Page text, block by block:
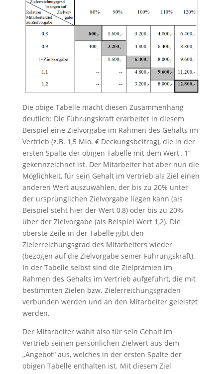
Die obige Tabelle macht diesen Zusammenhang
deutlich: Die Führungskraft erarbeitet in diesem
Beispiel eine Zielvorgabe im Rahmen des Gehalts im
Vertrieb (z.B. 1,5 Mio. € Deckungsbeitrag), die in der
ersten Spalte der obigen Tabelle mit dem Wert „1“
gekennzeichnet ist. Der Mitarbeiter hat aber nun die
Möglichkeit, für sein Gehalt im Vertrieb als Ziel einen
anderen Wert auszuwählen, der bis zu 20% unter
der ursprünglichen Zielvorgabe liegen kann (als
Beispiel steht hier der Wert 0,8) oder bis zu 20%
über der Zielvorgabe (als Beispiel Wert 1,2). Die
oberste Zeile in der Tabelle gibt den
Zielerreichungsgrad des Mitarbeiters wieder
(bezogen auf die Zielvorgabe seiner Führungskraft).
In der Tabelle selbst sind die Zielprämien im
Rahmen des Gehalts im Vertrieb aufgeführt, die mit
bestimmten Zielen bzw. Zielerreichungsgraden
verbunden werden und an den Mitarbeiter geleistet
werden.
Der Mitarbeiter wählt also für sein Gehalt im
Vertrieb seinen persönlichen Zielwert aus dem
„Angebot“ aus, welches in der ersten Spalte der
obigen Tabelle enthalten ist. Mit diesem Ziel